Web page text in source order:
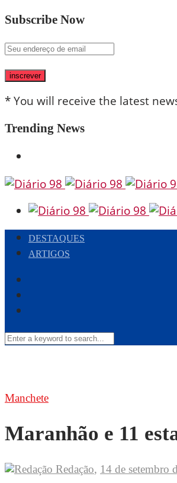
Subscribe Now
inscrever
* You will receive the latest
Trending News
DESTAQUES
ARTIGOS
Manchete
Maranhão e 11
Redação, 14 de setembro